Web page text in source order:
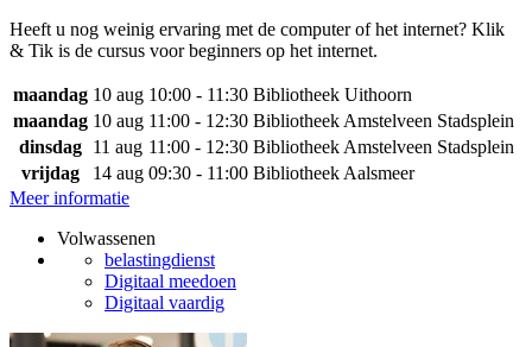
Heeft u nog weinig ervaring met de computer of het internet? Klik
& Tik is de cursus voor beginners op het internet.
maandag 10 aug 10:00 - 11:30 Bibliotheek Uithoorn
maandag 10 aug 11:00 - 12:30 Bibliotheek Amstelveen Stadsplein
dinsdag 11 aug 11:00 - 12:30 Bibliotheek Amstelveen Stadsplein
vrijdag
14 aug 09:30 - 11:00 Bibliotheek Aalsmeer
Meer informatie
Volwassenen
belastingdienst
Digitaal meedoen
Digitaal vaardig